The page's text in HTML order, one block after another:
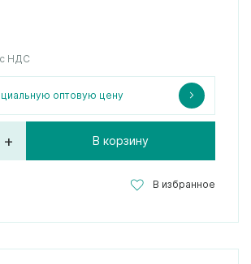
НДС
оптовую цену
+ В корзину
В избранное